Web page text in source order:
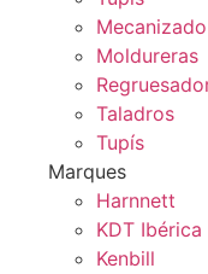
Moldureras
Taladros
Tupís
Marques
Harnnett
KDT Ibérica
Kenbill